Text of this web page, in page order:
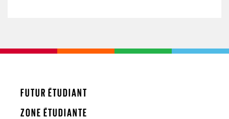
FUTUR ÉTUDIANT
ZONE ÉTUDIANTE